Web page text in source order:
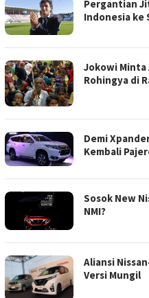
Pergantian
Indonesia ke
Jokowi Minta
Rohingya di
Demi
Kembali
Sosok New
NMI?
Aliansi
Versi Mungil